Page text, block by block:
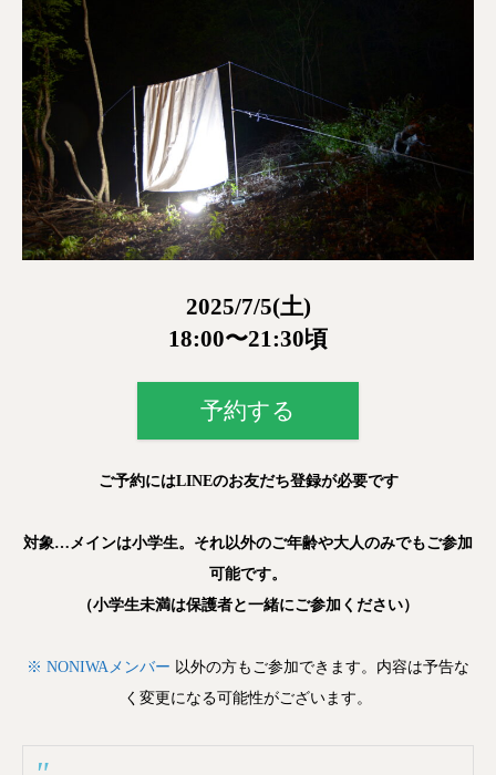
2025/7/5(土)
18:00〜21:30頃
予約する
ご予約にはLINEのお友だち登録が必要です
対象…メインは小学生。 それ以外のご年齢や大人のみでもご参加
可能です。
（小学生未満は保護者と一緒にご参加ください）
※ NONIWAメンバー 以外の方もご参加できます。内容は予告な
く変更になる可能性がございます。